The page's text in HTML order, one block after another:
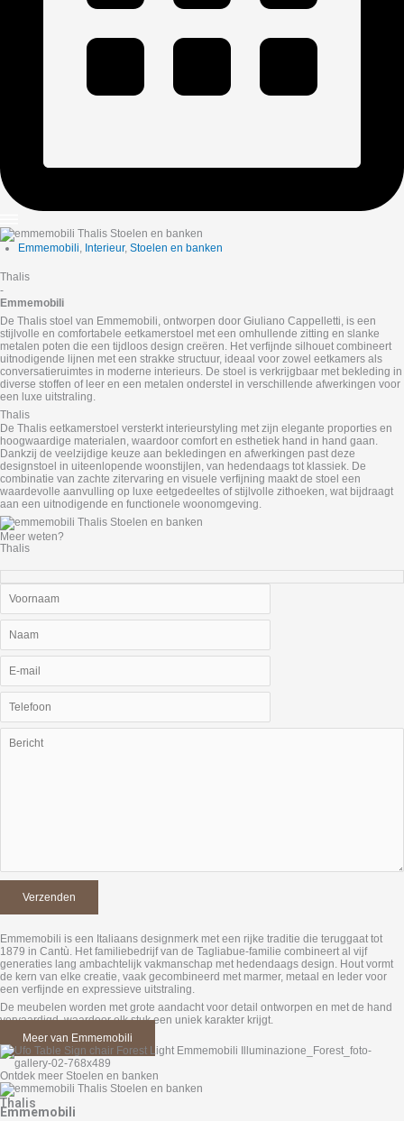
Emmemobili, Interieur, Stoelen en banken
Thalis
-
Emmemobili
De Thalis stoel van Emmemobili, ontworpen door Giuliano Cappelletti, is een
stijlvolle en comfortabele eetkamerstoel met een omhullende zitting en slanke
metalen poten die een tijdloos design creëren. Het verfijnde silhouet combineert
uitnodigende lijnen met een strakke structuur, ideaal voor zowel eetkamers als
conversatieruimtes in moderne interieurs. De stoel is verkrijgbaar met bekleding in
diverse stoffen of leer en een metalen onderstel in verschillende afwerkingen voor
een luxe uitstraling.
Thalis
De Thalis eetkamerstoel versterkt interieurstyling met zijn elegante proporties en
hoogwaardige materialen, waardoor comfort en esthetiek hand in hand gaan.
Dankzij de veelzijdige keuze aan bekledingen en afwerkingen past deze
designstoel in uiteenlopende woonstijlen, van hedendaags tot klassiek. De
combinatie van zachte zitervaring en visuele verfijning maakt de stoel een
waardevolle aanvulling op luxe eetgedeeltes of stijlvolle zithoeken, wat bijdraagt
aan een uitnodigende en functionele woonomgeving.
Meer weten?
Thalis
Emmemobili is een Italiaans designmerk met een rijke traditie die teruggaat tot
1879 in Cantù. Het familiebedrijf van de Tagliabue-familie combineert al vijf
generaties lang ambachtelijk vakmanschap met hedendaags design. Hout vormt
de kern van elke creatie, vaak gecombineerd met marmer, metaal en leder voor
een verfijnde en expressieve uitstraling.
De meubelen worden met grote aandacht voor detail ontworpen en met de hand
vervaardigd, waardoor elk stuk een uniek karakter krijgt.
Meer van Emmemobili
Ontdek meer Stoelen en banken
Thalis
Emmemobili